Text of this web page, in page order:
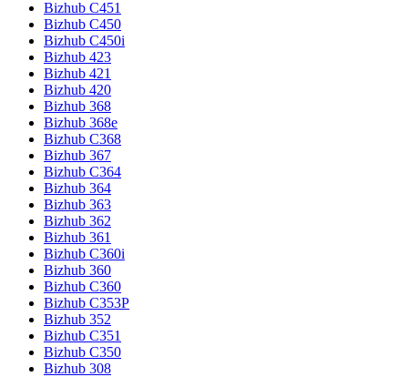
Bizhub C451
Bizhub C450
Bizhub C450i
Bizhub 423
Bizhub 421
Bizhub 420
Bizhub 368
Bizhub 368e
Bizhub C368
Bizhub 367
Bizhub C364
Bizhub 364
Bizhub 363
Bizhub 362
Bizhub 361
Bizhub C360i
Bizhub 360
Bizhub C360
Bizhub C353P
Bizhub 352
Bizhub C351
Bizhub C350
Bizhub 308